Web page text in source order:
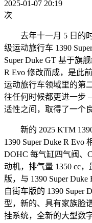
2025-01-07 20:19
次
去年十一月 5 日的时
级运动旅行车 1390
Super Duke GT 基于旗
R Evo 修改而成，是此
运动旅行车领域里的第
往任何时候都更进一步
适性之间，取得了一个
新的 2025 KTM 1390
1390 Super Duke R Evo
DOHC 每气缸四气阀、
动机，排气量 1350 cc
版，与 1390 Super
自街车版的 1390 Super
型，新的、具有家族脸
挂系统，全新的大型数